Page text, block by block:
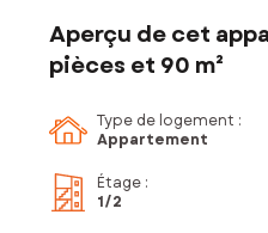
Aperçu de cet
pièces et 90 m²
Type de logement :
Appartement
Étage :
1/2